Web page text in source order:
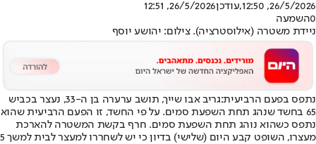
26/5/2026, 12:50
,עודכן26/5/2026, 12:51
0השמעה
ניידת משטרה (אילוסטרציה). צילום: יהושע יוסף
נתפס בפעם הרביעית:
גריב אבו שייך, תושב ערערה בן ה-33, נעצר בכביש
65 בחשד שנהג תחת השפעת סמים. על פי החשד, זו הפעם הרביעית שהוא
נתפס כשהוא נוהג תחת השפעת סמים. חרף בקשת המשטרה להארכת
מעצרו, השופט קבע היום (שלישי) בדיון כי יש לשחררו למעצר לבית למשך 5